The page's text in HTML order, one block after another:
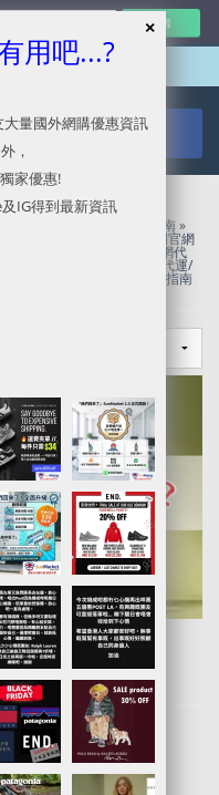
官網代購/代運/集運服務指南 »
貨品7折起 Hunter英國官網
惠 Nordstrom Rack官網代
Nordstrom官網代購/代運/
ZAPPOS代購/代運/集運服務指南
定貨品7折起
Friday 75折優惠
用吧...?
量國外網購優惠資訊
，
家優惠!
IG得到最新資訊